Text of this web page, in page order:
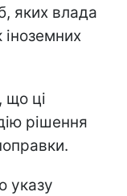
яких влада
що ці
рішення
указу